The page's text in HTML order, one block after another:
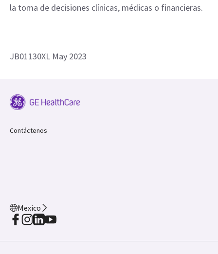
la toma de decisiones clínicas, médicas o financieras.
JB01130XL May 2023
Contáctenos
Mexico